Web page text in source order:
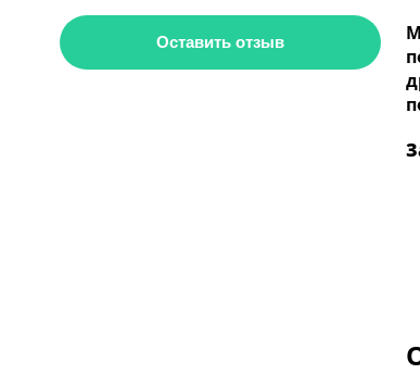
Оставить отзыв